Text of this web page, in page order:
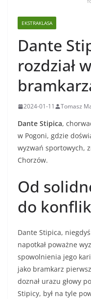
EKSTRAKLASA
Dante
rozdział
2024-01-11 Tomasz
Dante Stipica,
w Pogoni, gdzie
wyzwań sportowych,
Chorzów.
Od
do
Dante Stipica,
napotkał poważne
spowolnienia jego
jako bramkarz
doznał urazu głowy
Stipicy, był na tyle